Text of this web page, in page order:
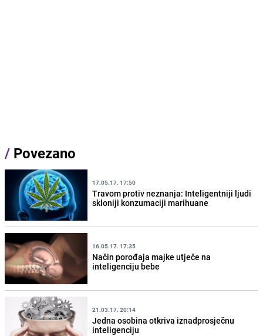
/ Povezano
17.05.17. 17:50
Travom protiv neznanja: Inteligentniji ljudi
skloniji konzumaciji marihuane
16.05.17. 17:35
Način porođaja majke utječe na
inteligenciju bebe
21.03.17. 20:14
Jedna osobina otkriva iznadprosječnu
inteligenciju